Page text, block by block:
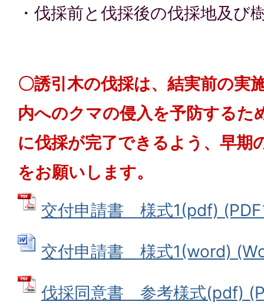
・伐採前と伐採後の伐採地及び
〇誘引木の伐採は、結実前の実
内へのクマの侵入を予防するた
に伐採が完了できるよう、早期
をお願いします。
交付申請書＿様式1(pdf)
交付申請書＿様式1(word)
伐採同意書＿参考様式(pdf)